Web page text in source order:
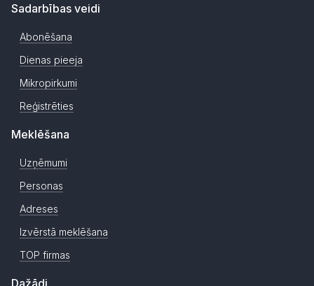
Sadarbības veidi
Abonēšana
Dienas pieeja
Mikropirkumi
Reģistrēties
Meklēšana
Uzņēmumi
Personas
Adreses
Izvērstā meklēšana
TOP firmas
Dažādi